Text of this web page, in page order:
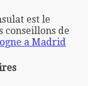
est le
conseillons de
a Madrid